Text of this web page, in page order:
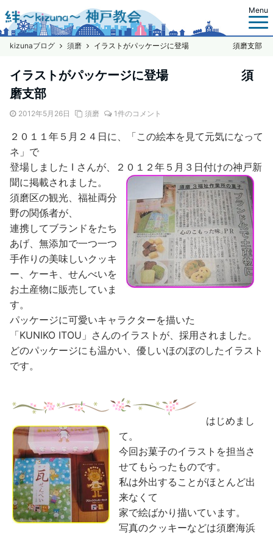
Menu
kizunaブログ 須磨 イラストがパッケージに登場 須磨支部
イラストがパッケージに登場 須
磨支部
2012年5月26日 須磨 1件のコメント
２０１１年５月２４日に、「この絵本を見て元気になって
ネ」で
登場しました I さんが、２０１２年５月３日付けの神戸新
聞に掲載されました。
須磨区の観光、福祉両分
野の関係者が、
連携してブランドをたち
あげ、無添加で一つ一つ
手作りの美味しいクッキ
ー、ケーキ、せんべいを
お土産物に販売していま
す。
パッケージに可愛いキャラクターを描いた
「KUNIKO ITOU」さんのイラストが、採用されました。
どのパッケージにも温かい、優しいほのぼのしたイラスト
です。
はじめまし
て。
今回お菓子のイラストを担当さ
せてもらったものです。
私は外出することがほとんど出
来なくて
家で絵ばかり描いています。
写真のクッキーなどは須磨海浜